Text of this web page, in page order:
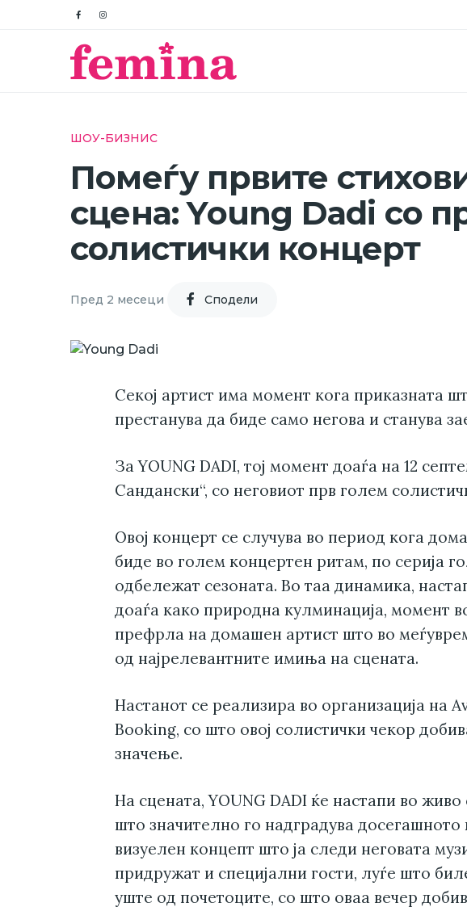
ШОУ-БИЗНИС
Помеѓу првите
сцена: Young Dadi со
солистички концерт
Пред 2 месеци Cподели
Секој артист има момент кога приказната
престанува да биде само негова и станува
За YOUNG DADI, тој момент доаѓа на 12
Сандански“, со неговиот прв голем
Овој концерт се случува во период кога
биде во голем концертен ритам, по серија
одбележат сезоната. Во таа динамика,
доаѓа како природна кулминација, момент
префрла на домашен артист што во
од најрелевантните имиња на сцената.
Настанот се реализира во организација на
Booking, со што овој солистички чекор
значење.
На сцената, YOUNG DADI ќе настапи во
што значително го надградува досегашното
визуелен концепт што ја следи неговата
придружат и специјални гости, луѓе што
уште од почетоците, со што оваа вечер